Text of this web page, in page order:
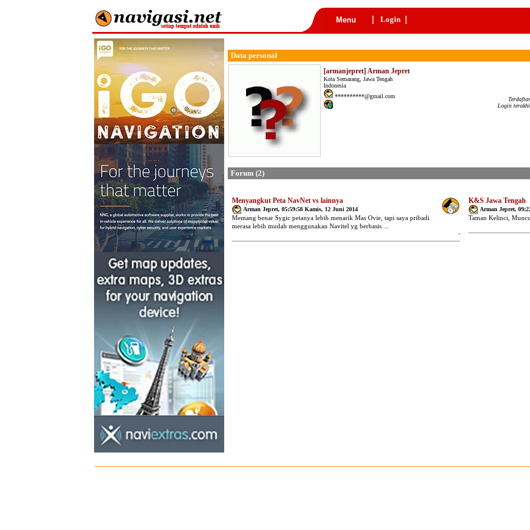
Menu Login
Data personal
[armanjepret] Arman Jepret
Kota Semarang, Jawa Tengah
Indonesia
**********@gmail.com
Login